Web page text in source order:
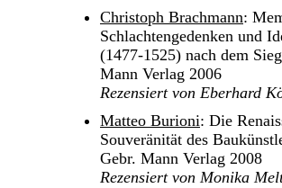
Christoph Brachmann:
Schlachtengedenken und
(1477-1525) nach dem
Mann Verlag 2006
Rezensiert von Eberhard
Matteo Burioni: Die
Souveränität des
Gebr. Mann Verlag 2008
Rezensiert von Monika